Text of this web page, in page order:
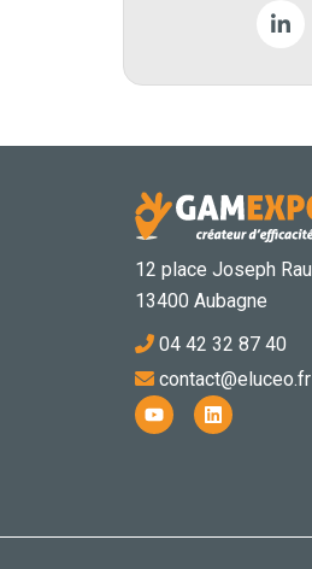
12 place Joseph Rau
13400 Aubagne
04 42 32 87 40
contact@eluceo.fr
Y
o
L
i
n